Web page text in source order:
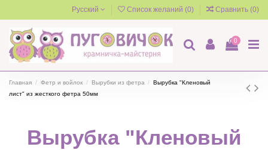
Русский Список желаний (0) Сравнить (0)
0
Главная Фетр и войлок Вырубки из фетра
Вырубка "Кленовый
лист" из жесткого фетра 50мм
Вырубка "Кленовый